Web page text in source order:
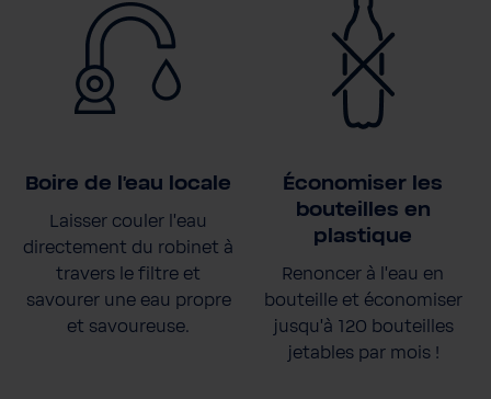
Boire de l'eau locale
Laisser couler l'eau
directement du robinet à
travers le filtre et
savourer une eau propre
et savoureuse.
Économiser les
bouteilles en
plastique
Renoncer à l'eau en
bouteille et économiser
jusqu'à 120 bouteilles
jetables par mois !